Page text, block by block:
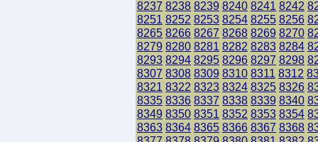
8237 8238 8239 8240 8241 8242
8251 8252 8253 8254 8255 8256
8265 8266 8267 8268 8269 8270
8279 8280 8281 8282 8283 8284
8293 8294 8295 8296 8297 8298
8307 8308 8309 8310 8311 8312
8321 8322 8323 8324 8325 8326
8335 8336 8337 8338 8339 8340
8349 8350 8351 8352 8353 8354
8363 8364 8365 8366 8367 8368